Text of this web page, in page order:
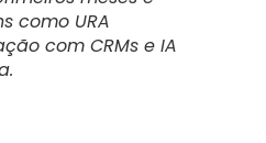
como URA
com CRMs e IA